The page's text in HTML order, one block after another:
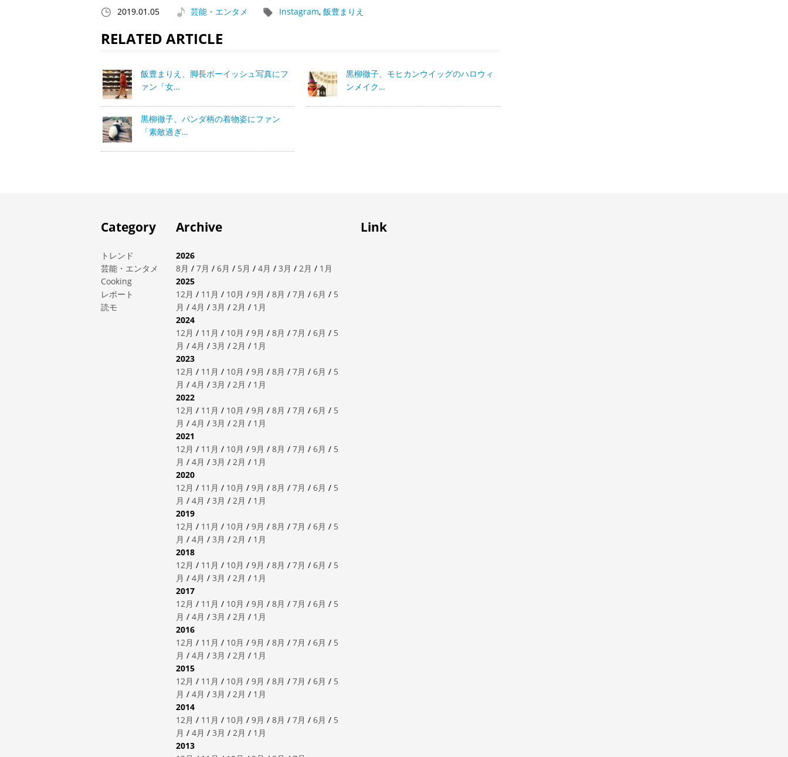
2019.01.05 芸能・エンタメ Instagram, 飯豊まりえ
RELATED ARTICLE
飯豊まりえ、脚長ボーイッシュ写真にフ
ァン「女…
黒柳徹子、モヒカンウイッグのハロウィ
ンメイク…
黒柳徹子、パンダ柄の着物姿にファン
「素敵過ぎ…
Category
トレンド
芸能・エンタメ
Cooking
レポート
読モ
Archive
2026
8月 / 7月 / 6月 / 5月 / 4月 / 3月 / 2月 / 1月
2025
12月 / 11月 / 10月 / 9月 / 8月 / 7月 / 6月 / 5
月 / 4月 / 3月 / 2月 / 1月
2024
12月 / 11月 / 10月 / 9月 / 8月 / 7月 / 6月 / 5
月 / 4月 / 3月 / 2月 / 1月
2023
12月 / 11月 / 10月 / 9月 / 8月 / 7月 / 6月 / 5
月 / 4月 / 3月 / 2月 / 1月
2022
12月 / 11月 / 10月 / 9月 / 8月 / 7月 / 6月 / 5
月 / 4月 / 3月 / 2月 / 1月
2021
12月 / 11月 / 10月 / 9月 / 8月 / 7月 / 6月 / 5
月 / 4月 / 3月 / 2月 / 1月
2020
12月 / 11月 / 10月 / 9月 / 8月 / 7月 / 6月 / 5
月 / 4月 / 3月 / 2月 / 1月
2019
12月 / 11月 / 10月 / 9月 / 8月 / 7月 / 6月 / 5
月 / 4月 / 3月 / 2月 / 1月
2018
12月 / 11月 / 10月 / 9月 / 8月 / 7月 / 6月 / 5
月 / 4月 / 3月 / 2月 / 1月
2017
12月 / 11月 / 10月 / 9月 / 8月 / 7月 / 6月 / 5
月 / 4月 / 3月 / 2月 / 1月
2016
12月 / 11月 / 10月 / 9月 / 8月 / 7月 / 6月 / 5
月 / 4月 / 3月 / 2月 / 1月
2015
12月 / 11月 / 10月 / 9月 / 8月 / 7月 / 6月 / 5
月 / 4月 / 3月 / 2月 / 1月
2014
12月 / 11月 / 10月 / 9月 / 8月 / 7月 / 6月 / 5
月 / 4月 / 3月 / 2月 / 1月
2013
Link